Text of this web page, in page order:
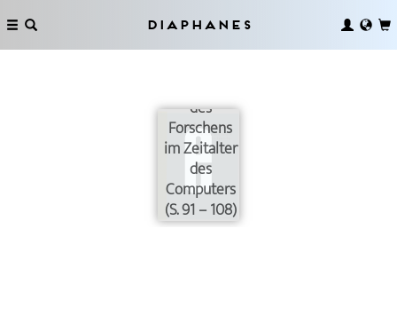
Diaphanes
des
Forschens
im Zeitalter
des
Computers
(S. 91 – 108)